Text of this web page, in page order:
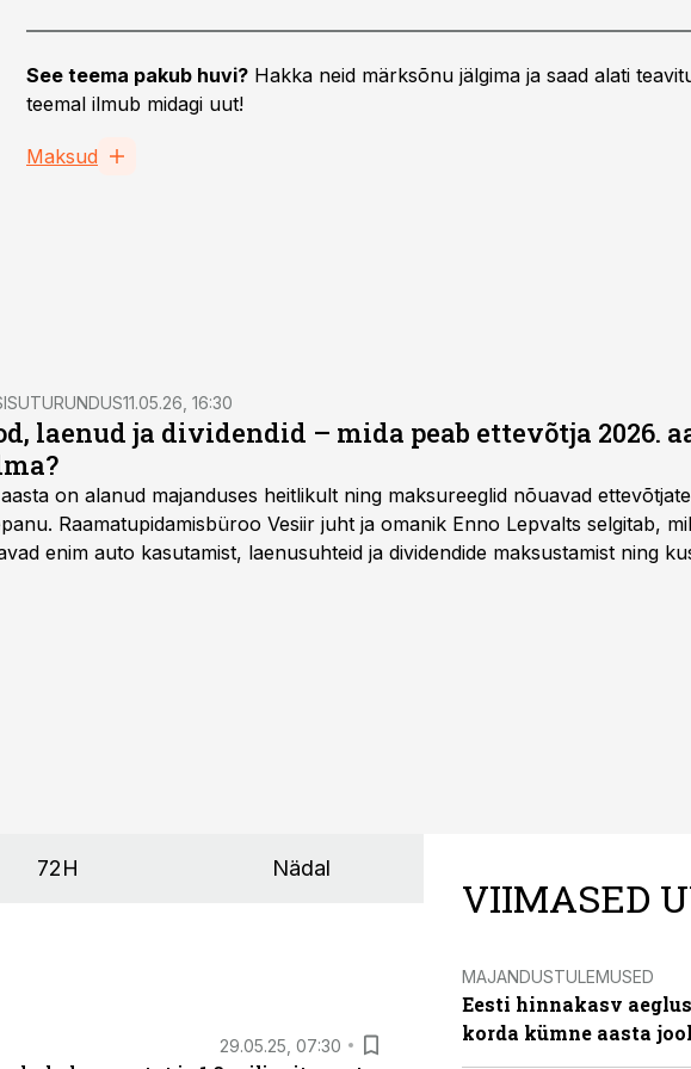
See teema pakub huvi? Hakka neid märksõnu jälgima ja saad alati
teemal ilmub midagi uut!
Maksud
11.05.26, 16:30
laenud ja dividendid – mida peab ettevõtja 2026.
on alanud majanduses heitlikult ning maksureeglid nõuavad
Raamatupidamisbüroo Vesiir juht ja omanik Enno Lepvalts selgitab,
enim auto kasutamist, laenusuhteid ja dividendide maksustamist ning
72H Nädal
29.05.25, 07:30
VIIMASED
MAJANDUSTULEMUSED
Eesti hinnakasv
korda kümne aasta